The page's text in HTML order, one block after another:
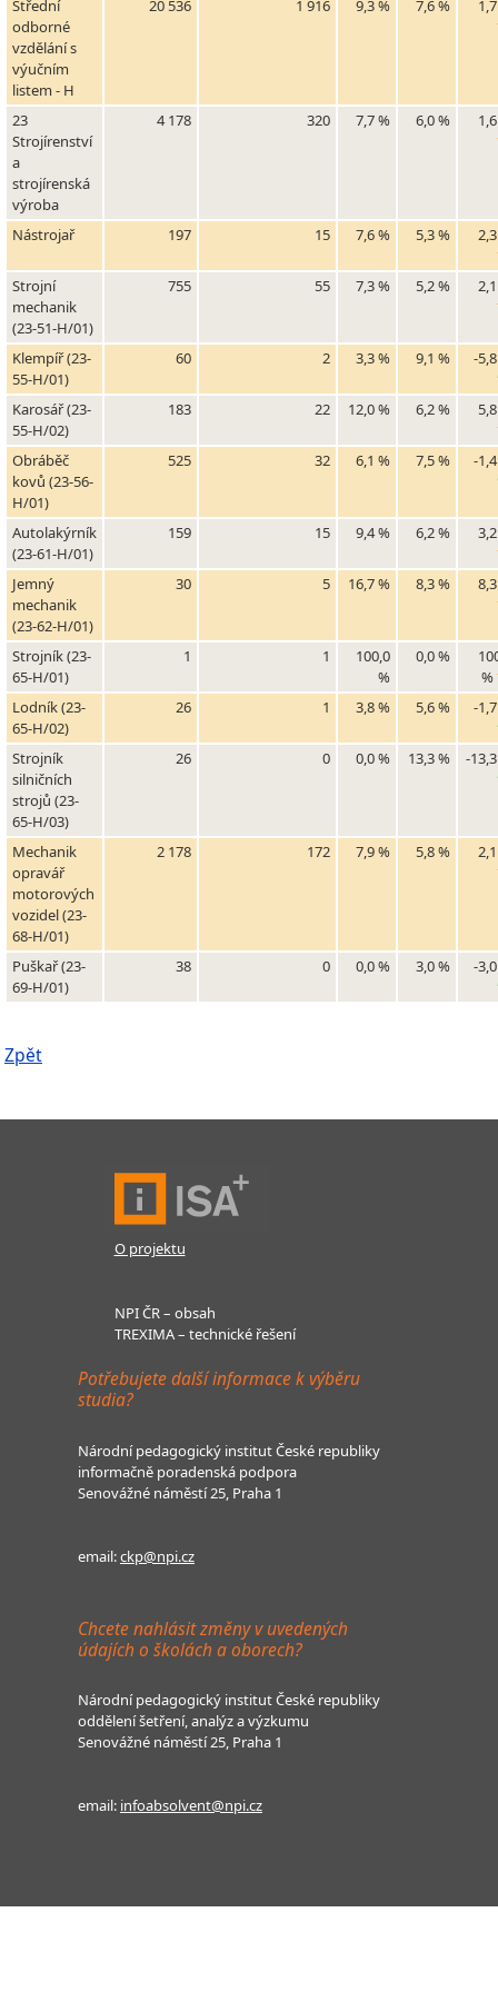
Střední
odborné
vzdělání s
výučním
listem - H
20 536 1 916 9,3 % 7,6 %
23
Strojírenství
a
strojírenská
výroba
4 178 320 7,7 % 6,0 %
Nástrojař 197 15 7,6 % 5,3 %
Strojní
mechanik
(23-51-H/01)
755 55 7,3 % 5,2 %
Klempíř (23-
55-H/01)
60 2 3,3 % 9,1 % -
Karosář (23-
55-H/02)
183 22 12,0 % 6,2 %
Obráběč
kovů (23-56-
H/01)
525 32 6,1 % 7,5 % -
Autolakýrník
(23-61-H/01)
159 15 9,4 % 6,2 %
Jemný
mechanik
(23-62-H/01)
30 5 16,7 % 8,3 %
Strojník (23-
65-H/01)
1 1
100,0
%
0,0 %
%
Lodník (23-
65-H/02)
26 1 3,8 % 5,6 % -
Strojník
silničních
strojů (23-
65-H/03)
26 0 0,0 % 13,3 % -
Mechanik
opravář
motorových
vozidel (23-
68-H/01)
2 178 172 7,9 % 5,8 %
Puškař (23-
69-H/01)
38 0 0,0 % 3,0 % -
Zpět
O projektu
NPI ČR – obsah
TREXIMA – technické řešení
Potřebujete další informace k výběru
studia?
Národní pedagogický institut České republiky
informačně poradenská podpora
Senovážné náměstí 25, Praha 1
email:ckp@npi.cz
Chcete nahlásit změny v uvedených
údajích o školách a oborech?
Národní pedagogický institut České republiky
oddělení šetření, analýz a výzkumu
Senovážné náměstí 25, Praha 1
email: infoabsolvent@npi.cz